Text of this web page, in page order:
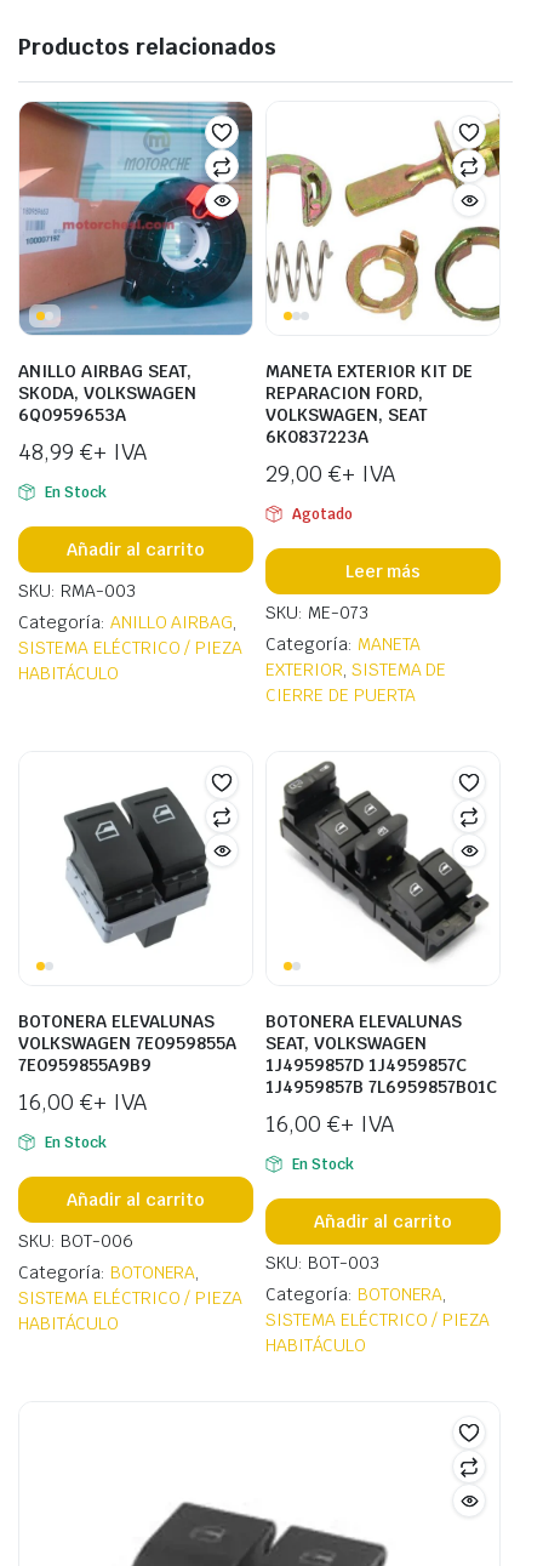
Productos relacionados
ANILLO AIRBAG SEAT,
SKODA, VOLKSWAGEN
6Q0959653A
48,99 €+ IVA
En Stock
Añadir al carrito
SKU: RMA-003
Categoría: ANILLO AIRBAG,
SISTEMA ELÉCTRICO / PIEZA
HABITÁCULO
MANETA EXTERIOR KIT DE
REPARACION FORD,
VOLKSWAGEN, SEAT
6K0837223A
29,00 €+ IVA
Agotado
Leer más
SKU: ME-073
Categoría: MANETA
EXTERIOR, SISTEMA DE
CIERRE DE PUERTA
BOTONERA ELEVALUNAS
VOLKSWAGEN 7E0959855A
7E0959855A9B9
16,00 €+ IVA
En Stock
Añadir al carrito
SKU: BOT-006
Categoría: BOTONERA,
SISTEMA ELÉCTRICO / PIEZA
HABITÁCULO
BOTONERA ELEVALUNAS
SEAT, VOLKSWAGEN
1J4959857D 1J4959857C
1J4959857B 7L6959857B01C
16,00 €+ IVA
En Stock
Añadir al carrito
SKU: BOT-003
Categoría: BOTONERA,
SISTEMA ELÉCTRICO / PIEZA
HABITÁCULO